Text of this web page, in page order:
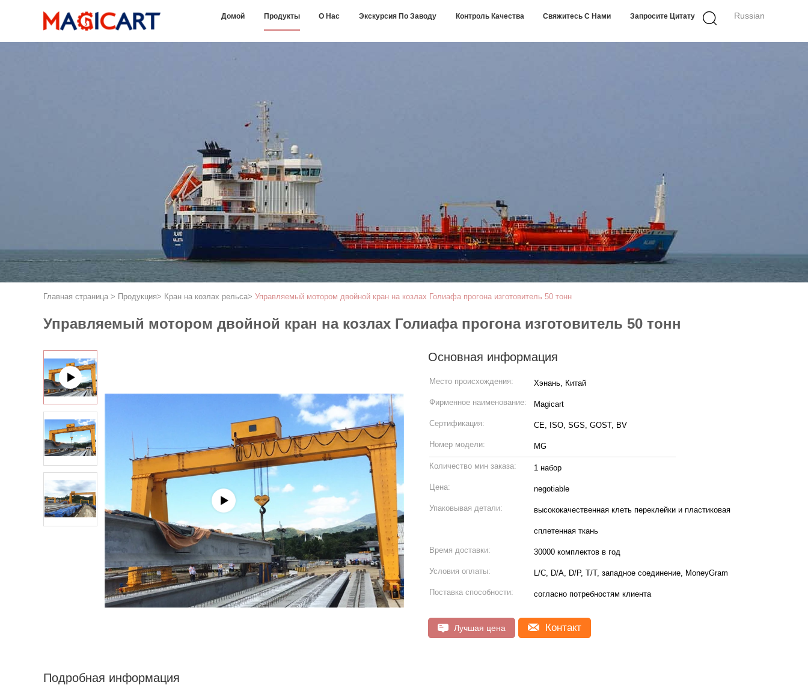
Russian
Домой Продукты О Нас Экскурсия По Заводу Контроль Качества Свяжитесь С Нами Запросите Цитату
Главная страница > Продукция> Кран на козлах рельса> Управляемый мотором двойной кран на козлах Голиафа прогона изготовитель 50 тонн
Управляемый мотором двойной кран на козлах Голиафа прогона изготовитель 50 тонн
Основная информация
Место происхождения: Хэнань, Китай
Фирменное наименование: Magicart
Сертификация: CE, ISO, SGS, GOST, BV
Номер модели: MG
Количество мин заказа: 1 набор
Цена: negotiable
Упаковывая детали: высококачественная клеть переклейки и пластиковая
сплетенная ткань
Время доставки: 30000 комплектов в год
Условия оплаты: L/C, D/A, D/P, T/T, западное соединение, MoneyGram
Поставка способности: согласно потребностям клиента
Лучшая цена Контакт
Подробная информация